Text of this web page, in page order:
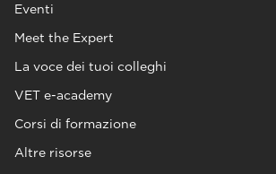
Eventi
Meet the Expert
La voce dei tuoi colleghi
VET e-academy
Corsi di formazione
Altre risorse